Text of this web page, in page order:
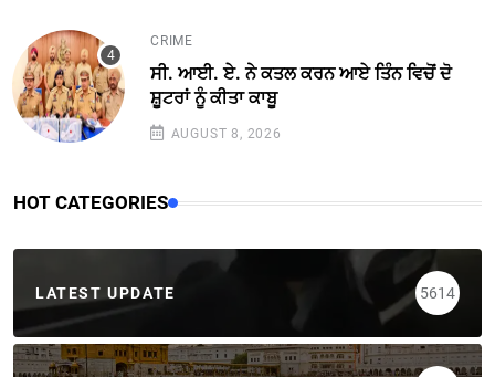
CRIME
ਸੀ. ਆਈ. ਏ. ਨੇ ਕਤਲ ਕਰਨ ਆਏ ਤਿੰਨ ਵਿਚੋਂ ਦੋ
ਸ਼ੂਟਰਾਂ ਨੂੰ ਕੀਤਾ ਕਾਬੂ
AUGUST 8, 2026
HOT CATEGORIES
LATEST UPDATE 5614